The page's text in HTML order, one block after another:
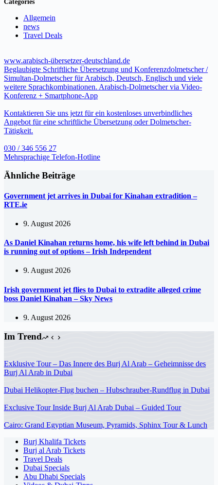
Allgemein
news
Travel Deals
www.arabisch-übersetzer-deutschland.de
Beglaubigte Schriftliche Übersetzung und Konferenzdolmetscher /
Simultan-Dolmetscher für Arabisch, Deutsch, Englisch und viele
weitere Sprachkombinationen. Arabisch-Dolmetscher via Video-
Konferenz + Smartphone-App
Kontaktieren Sie uns jetzt für ein kostenloses unverbindliches
Angebot für eine schriftliche Übersetzung oder Dolmetscher-
Tätigkeit.
030 / 346 556 27
Mehrsprachige Telefon-Hotline
Ähnliche Beiträge
Government jet arrives in Dubai for Kinahan extradition –
RTE.ie
9. August 2026
As Daniel Kinahan returns home, his wife left behind in Dubai
is running out of options – Irish Independent
9. August 2026
Irish government jet flies to Dubai to extradite alleged crime
boss Daniel Kinahan – Sky News
9. August 2026
Im Trend
Exklusive Tour – Das Innere des Burj Al Arab – Geheimnisse des
Burj Al Arab in Dubai
Dubai Helikopter-Flug buchen – Hubschrauber-Rundflug in Dubai
Exclusive Tour Inside Burj Al Arab Dubai – Guided Tour
Cairo: Grand Egyptian Museum, Pyramids, Sphinx Tour & Lunch
Burj Khalifa Tickets
Burj al Arab Tickets
Travel Deals
Dubai Specials
Abu Dhabi Specials